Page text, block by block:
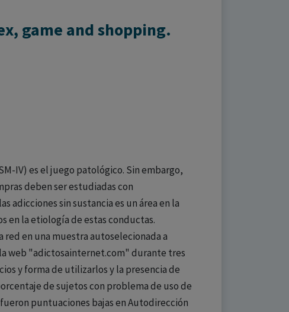
game and shopping.
IV) es el juego patológico. Sin embargo,
deben ser estudiadas con
adicciones sin sustancia es un área en la
en la etiología de estas conductas.
en una muestra autoselecionada a
web "adictosainternet.com" durante tres
y forma de utilizarlos y la presencia de
de sujetos con problema de uso de
puntuaciones bajas en Autodirección